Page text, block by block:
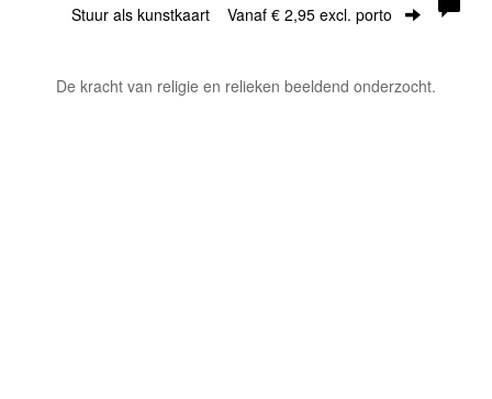
Stuur als kunstkaart Vanaf € 2,95 excl. porto
De kracht van religie en relieken beeldend onderzocht.